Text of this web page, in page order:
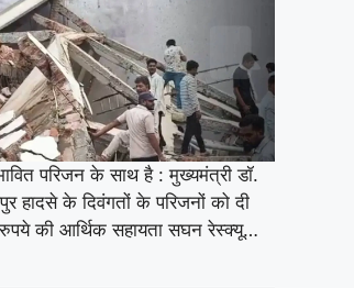
परिजन के साथ है : मुख्यमंत्री डॉ.
हादसे के दिवंगतों के परिजनों को दी
की आर्थिक सहायता सघन रेस्क्यू…